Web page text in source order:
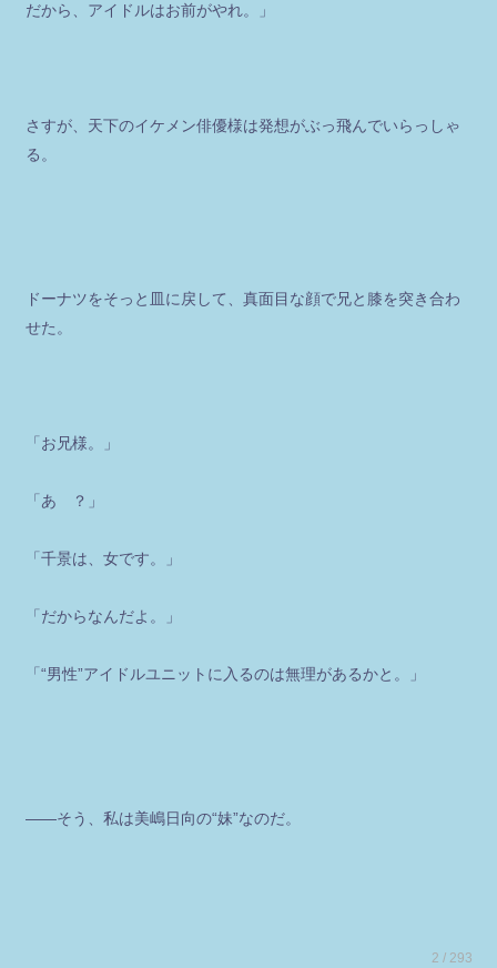
だから、アイドルはお前がやれ。」
さすが、天下のイケメン俳優様は発想がぶっ飛んでいらっしゃ
る。
ドーナツをそっと皿に戻して、真面目な顔で兄と膝を突き合わ
せた。
「お兄様。」
「あ゙？」
「千景は、女です。」
「だからなんだよ。」
「“男性”アイドルユニットに入るのは無理があるかと。」
――そう、私は美嶋日向の“妹”なのだ。
2 / 293